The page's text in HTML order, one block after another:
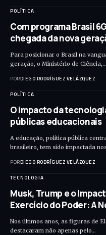
POLÍTICA
Com programa Brasil
chegada da nova
Para posicionar o Brasil na
geração, o Ministério de Ciência,…
PORDIEGO RODRÍGUEZ VELÁZQUEZ
POLÍTICA
O impacto da
públicas educacionais
A educação, política pública
brasileiro, tem sido impactada
PORDIEGO RODRÍGUEZ VELÁZQUEZ
TECNOLOGIA
Musk, Trump e o
Exercício do Poder: A
Nos últimos anos, as figuras de
destacaram não apenas pelo…